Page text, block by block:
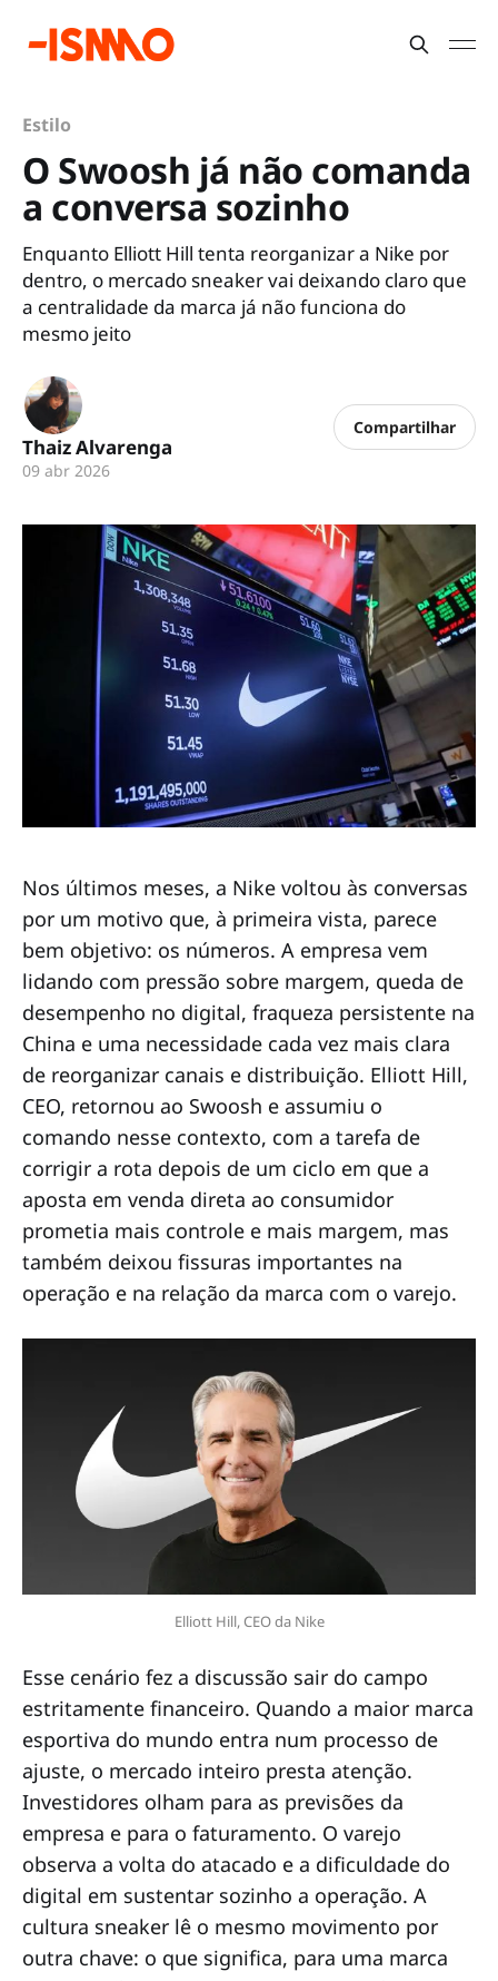
Estilo
O Swoosh já não comanda
a conversa sozinho
Enquanto Elliott Hill tenta reorganizar a Nike por
dentro, o mercado sneaker vai deixando claro que
a centralidade da marca já não funciona do
mesmo jeito
Thaiz Alvarenga
09 abr 2026
Compartilhar
Nos últimos meses, a Nike voltou às conversas
por um motivo que, à primeira vista, parece
bem objetivo: os números. A empresa vem
lidando com pressão sobre margem, queda de
desempenho no digital, fraqueza persistente na
China e uma necessidade cada vez mais clara
de reorganizar canais e distribuição. Elliott Hill,
CEO, retornou ao Swoosh e assumiu o
comando nesse contexto, com a tarefa de
corrigir a rota depois de um ciclo em que a
aposta em venda direta ao consumidor
prometia mais controle e mais margem, mas
também deixou fissuras importantes na
operação e na relação da marca com o varejo.
Elliott Hill, CEO da Nike
Esse cenário fez a discussão sair do campo
estritamente financeiro. Quando a maior marca
esportiva do mundo entra num processo de
ajuste, o mercado inteiro presta atenção.
Investidores olham para as previsões da
empresa e para o faturamento. O varejo
observa a volta do atacado e a dificuldade do
digital em sustentar sozinho a operação. A
cultura sneaker lê o mesmo movimento por
outra chave: o que significa, para uma marca